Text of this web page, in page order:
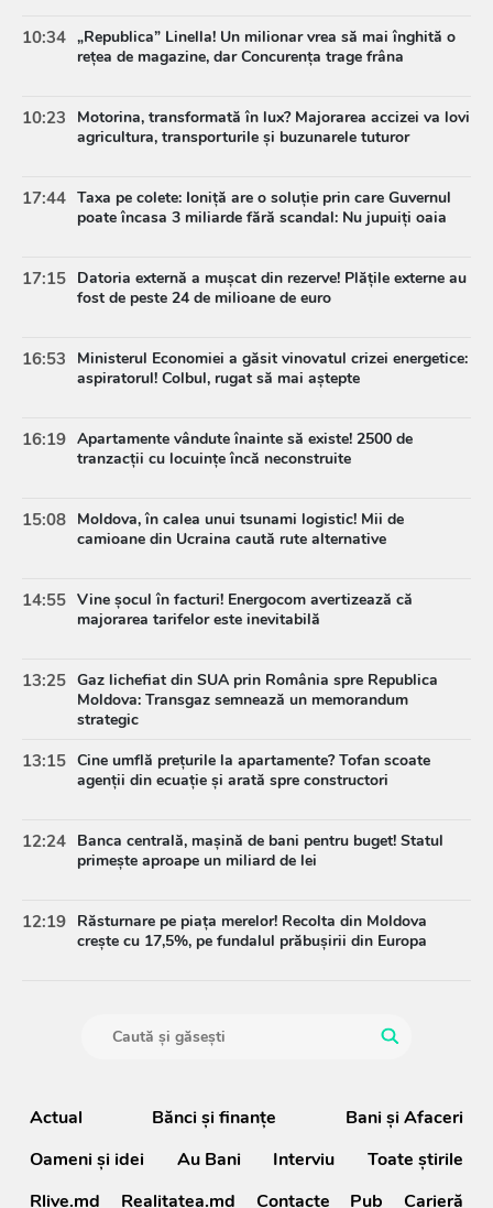
10:34 „Republica” Linella! Un milionar vrea să mai înghită o
rețea de magazine, dar Concurența trage frâna
10:23
Motorina, transformată în lux? Majorarea accizei va lovi
agricultura, transporturile și buzunarele tuturor
17:44 Taxa pe colete: Ioniță are o soluție prin care Guvernul
poate încasa 3 miliarde fără scandal: Nu jupuiți oaia
17:15 Datoria externă a mușcat din rezerve! Plățile externe au
fost de peste 24 de milioane de euro
16:53
Ministerul Economiei a găsit vinovatul crizei energetice:
aspiratorul! Colbul, rugat să mai aștepte
16:19 Apartamente vândute înainte să existe! 2500 de
tranzacții cu locuințe încă neconstruite
15:08 Moldova, în calea unui tsunami logistic! Mii de
camioane din Ucraina caută rute alternative
14:55 Vine șocul în facturi! Energocom avertizează că
majorarea tarifelor este inevitabilă
13:25 Gaz lichefiat din SUA prin România spre Republica
Moldova: Transgaz semnează un memorandum
strategic
13:15 Cine umflă prețurile la apartamente? Tofan scoate
agenții din ecuație și arată spre constructori
12:24 Banca centrală, mașină de bani pentru buget! Statul
primește aproape un miliard de lei
12:19 Răsturnare pe piața merelor! Recolta din Moldova
crește cu 17,5%, pe fundalul prăbușirii din Europa
Actual Bănci şi finanţe
Bani și Afaceri
Oameni şi idei
Au Bani Interviu
Toate știrile
Rlive.md
Realitatea.md Contacte Pub Carieră